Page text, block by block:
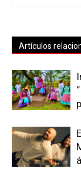
Artículos